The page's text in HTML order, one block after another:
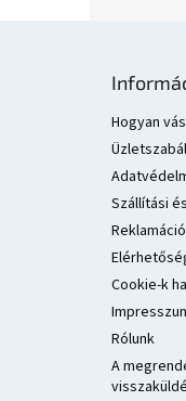
Hogyan
Szállítási
Cookie-k
Rólunk
A